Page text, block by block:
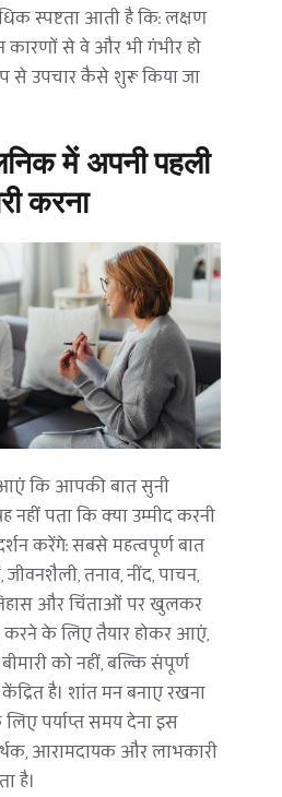
स्पष्टता आती है कि: लक्षण
कारणों से वे और भी गंभीर हो
से उपचार कैसे शुरू किया जा
में अपनी पहली
करना
कि आपकी बात सुनी
नहीं पता कि क्या उम्मीद करनी
करेंगे: सबसे महत्वपूर्ण बात
तनाव, नींद, पाचन,
और चिंताओं पर खुलकर
करने के लिए तैयार होकर आएं,
को नहीं, बल्कि संपूर्ण
है। शांत मन बनाए रखना
पर्याप्त समय देना इस
आरामदायक और लाभकारी
है।